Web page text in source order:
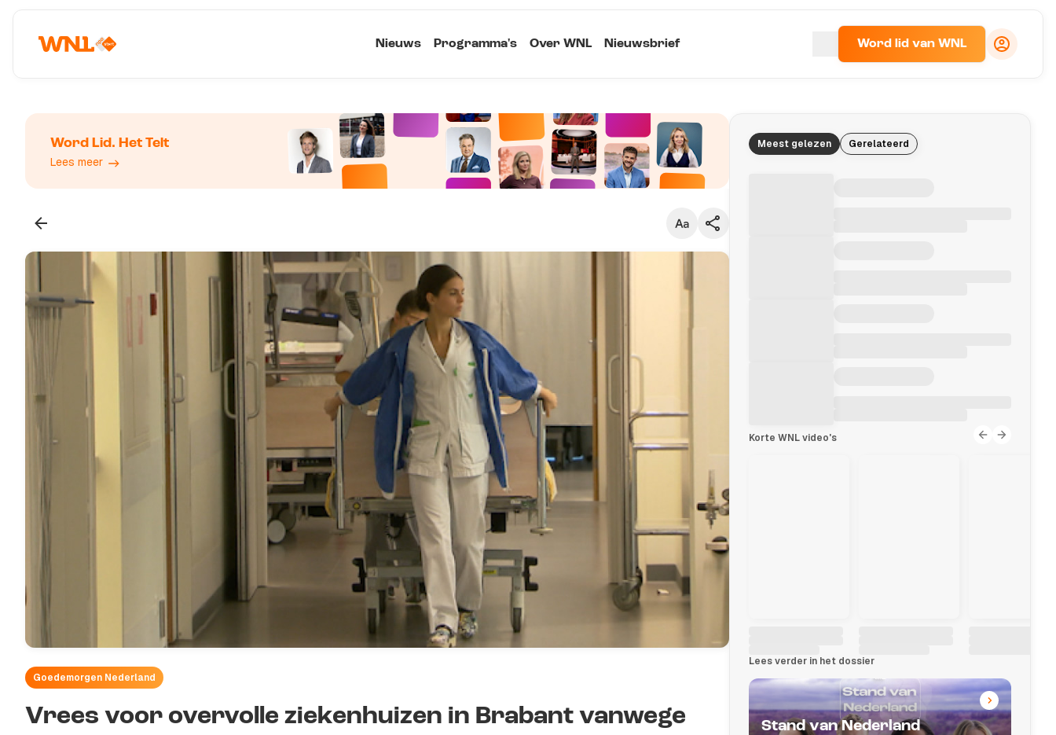
Nieuws Programma's Over WNL Nieuwsbrief Word lid van WNL
Word Lid. Het Telt
Lees meer
Goedemorgen Nederland
Vrees voor overvolle ziekenhuizen in Brabant vanwege
Meest gelezen Gerelateerd
Korte WNL video's
Lees verder in het dossier
Stand van Nederland